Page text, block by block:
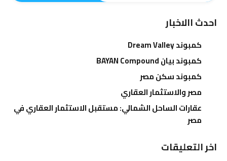
احدث االاخبار
كمبوند Dream Valley
كمبوند بيان BAYAN Compound
كمبوند سكن مصر
مصر والاستثمار العقاري
عقارات الساحل الشمالي: مستقبل الاستثمار العقاري في
مصر
اخر التعليقات